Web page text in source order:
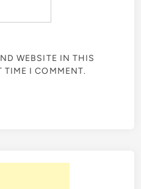
WEBSITE IN THIS
TIME I COMMENT.